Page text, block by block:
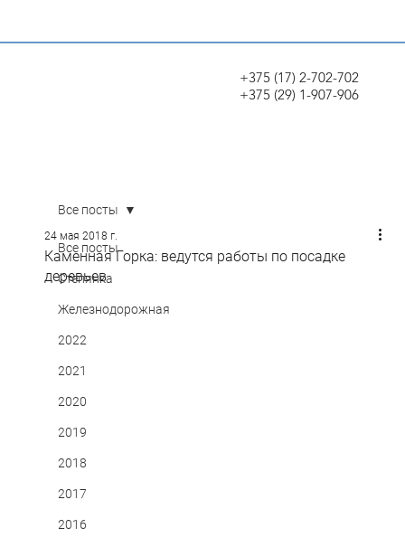
+375 (17) 2-702-702
+375 (29) 1-907-906
Все посты
Степянка
Железнодорожная
2022
2021
2020
2019
2018
2017
2016
Все посты
Каменная Горка: ведутся работы по посадке
деревьев
24 мая 2018 г.